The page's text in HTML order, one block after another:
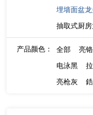
埋墙面盆
抽取式厨
产品颜色： 全部 亮铬
电泳黑
亮枪灰